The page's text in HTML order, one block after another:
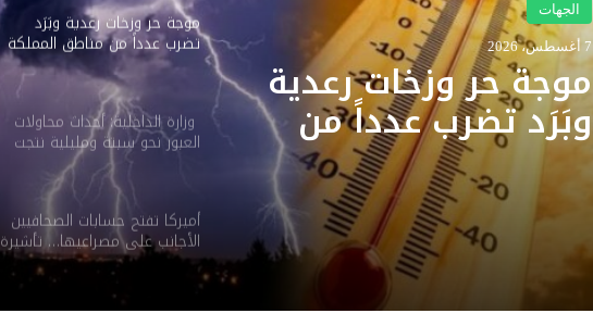
الجهات
7 أغسطس، 2026
موجة حر وزخات رعدية
وبَرَد تضرب عدداً من
مناطق المملكة ابتداءً
من اليوم
موجة حر وزخات رعدية وبَرَد
تضرب عدداً من مناطق المملكة
ابتداءً من اليوم
وزارة الداخلية: أحداث محاولات
العبور نحو سبتة ومليلية نتجت
عن حملات تضليل رقمية
وشبكات الاتجار بالبشر
أميركا تفتح حسابات الصحافيين
الأجانب على مصراعيها… تأشيرة
الدخول ثمنها كشف “السوشيال